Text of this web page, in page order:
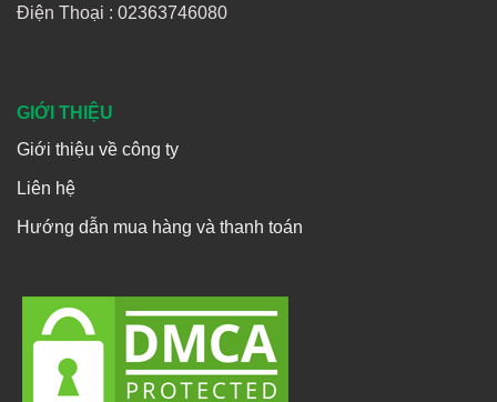
Điện Thoại : 02363746080
GIỚI THIỆU
Giới thiệu về công ty
Liên hệ
Hướng dẫn mua hàng và thanh toán